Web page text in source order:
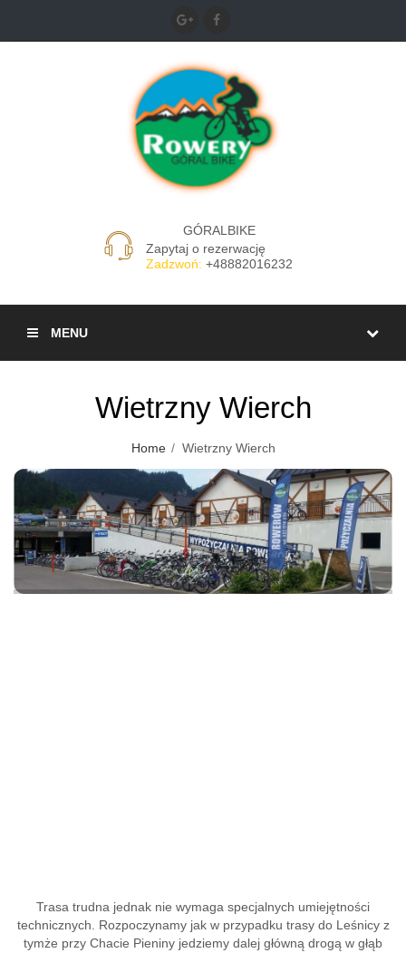
GÓRALBIKE
Zapytaj o rezerwację
Zadzwoń: +48882016232
MENU
Wietrzny Wierch
Home Wietrzny Wierch
Trasa trudna jednak nie wymaga specjalnych umiejętności
technicznych. Rozpoczynamy jak w przypadku trasy do Leśnicy z
tymże przy Chacie Pieniny jedziemy dalej główną drogą w głąb